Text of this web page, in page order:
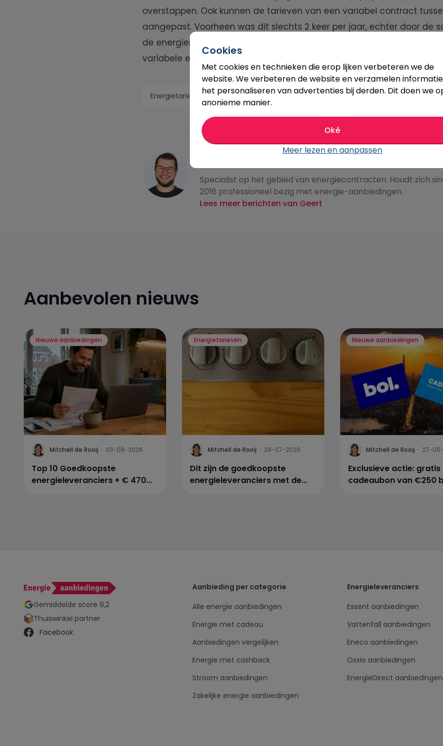
Cookies
Met cookies en technieken die erop lijken verbeteren we de
website. We verbeteren de website en verzamelen
het personaliseren van advertenties bij derden. Dit doen we
anonieme manier.
Oké
Meer lezen en aanpassen
overstappen. Ook kunnen de tarieven van een variabel contract
aangepast. Voorheen was dit slechts 2 keer per jaar, echter door de
de energiemarkt kan dit vaker voorkomen. Hieronder vind je de
variabele energiecontracten die op energie aanbiedingen worden
Energietarieven
Specialist op het gebied van energiecontracten. Houdt zich
2016 professioneel bezig met energie-aanbiedingen.
Lees meer berichten van Geert
Aanbevolen nieuws
Nieuwe aanbiedingen
Mitchell de Rooij · 03-08-2026
Top 10 Goedkoopste
energieleveranciers + € 470
Energietarieven
Mitchell de Rooij · 28-07-2026
Dit zijn de goedkoopste
energieleveranciers met de
Nieuwe aanbiedingen
Mitchell de Rooij · 27-
Exclusieve actie: gratis
cadeaubon van €250
Gemiddelde score 9,2
Thuiswinkel partner
Facebook
Aanbieding per categorie
Alle energie aanbiedingen
Energie met cadeau
Aanbiedingen vergelijken
Energie met cashback
Stroom aanbiedingen
Zakelijke energie aanbiedingen
Energieleveranciers
Essent aanbiedingen
Vattenfall aanbiedingen
Eneco aanbiedingen
Oxxio aanbiedingen
EnergieDirect aanbiedingen